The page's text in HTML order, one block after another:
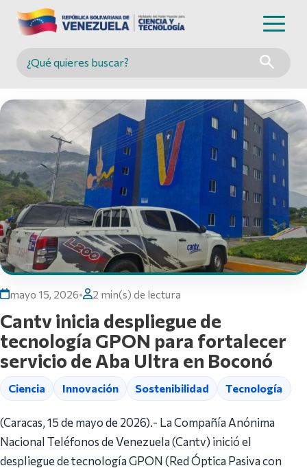
Buscar en MINCYT
mayo 15, 2026• 2 min(s) de lectura
Cantv inicia despliegue de
tecnología GPON para fortalecer
servicio de Aba Ultra en Boconó
Ciencia Innovación Sostenibilidad Tecnología
(Caracas, 15 de mayo de 2026).- La Compañía Anónima
Nacional Teléfonos de Venezuela (Cantv) inició el
despliegue de tecnología GPON (Red Óptica Pasiva con